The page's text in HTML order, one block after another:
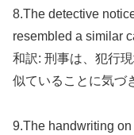
8.The detective
resembled a similar
和訳: 刑事は、犯行
似ていることに気づ
9.The handwriting